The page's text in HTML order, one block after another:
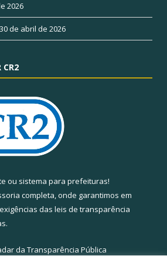
2026
30 de abril de 2026
CR2
ou sistema para prefeituras!
completa, onde garantimos em
das leis de transparência
da Transparência Pública